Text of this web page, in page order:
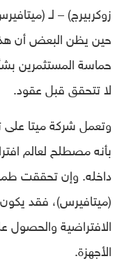
زوكربيرج) – لـ
حين يظن البعض أن هذا
حماسة المستثمرين
لا تتحقق قبل عقود.
وتعمل شركة ميتا
بأنه مصطلح لعالم
داخله. وإن تحققت
(ميتافيرس)، فقد
الافتراضية والحصول
الأجهزة.